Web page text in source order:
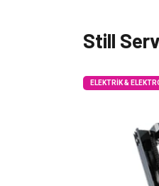
Still
ELEKTRIK &